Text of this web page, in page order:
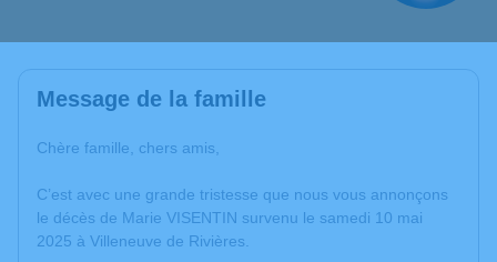
Message de la famille
Chère famille, chers amis,
C’est avec une grande tristesse que nous vous annonçons
le décès de Marie VISENTIN survenu le samedi 10 mai
2025 à Villeneuve de Rivières.